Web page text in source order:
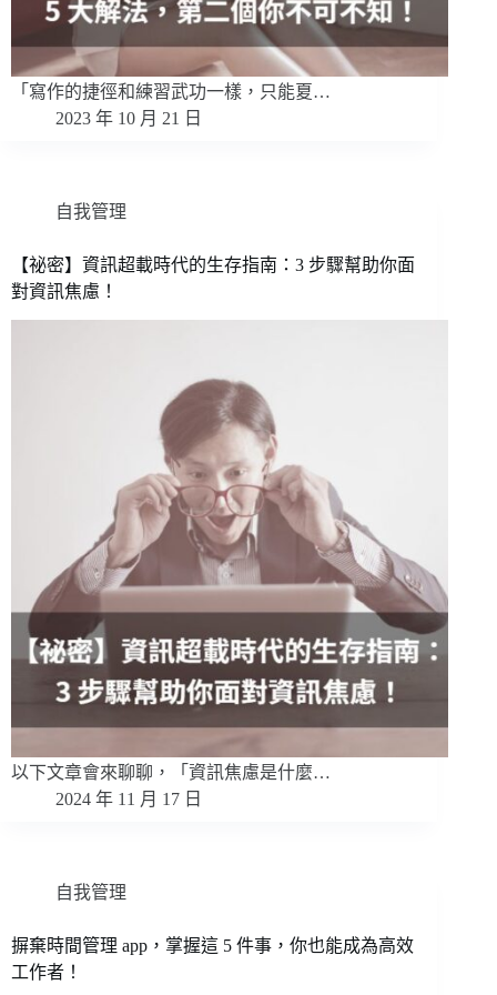
「寫作的捷徑和練習武功一樣，只能夏…
2023 年 10 月 21 日
自我管理
【祕密】資訊超載時代的生存指南：3 步驟幫助你面
對資訊焦慮！
以下文章會來聊聊，「資訊焦慮是什麼…
2024 年 11 月 17 日
自我管理
摒棄時間管理 app，掌握這 5 件事，你也能成為高效
工作者！